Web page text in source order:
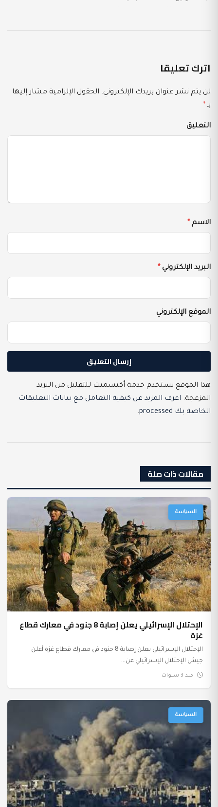
اترك تعليقاً
لن يتم نشر عنوان بريدك الإلكتروني. الحقول الإلزامية مشار إليها
بـ *
التعليق
الاسم *
البريد الإلكتروني *
الموقع الإلكتروني
هذا الموقع يستخدم خدمة أكيسميت للتقليل من البريد
المزعجة. اعرف المزيد عن كيفية التعامل مع بيانات التعليقات
الخاصة بك processed
.
مقالات ذات صلة
السياسة
الإحتلال الإسرائيلي يعلن إصابة 8 جنود في معارك قطاع
غزة
الإحتلال الإسرائيلي يعلن إصابة 8 جنود في معارك قطاع غزة أعلن
جيش الإحتلال الإسرائيلي عن...
منذ 3 سنوات
السياسة